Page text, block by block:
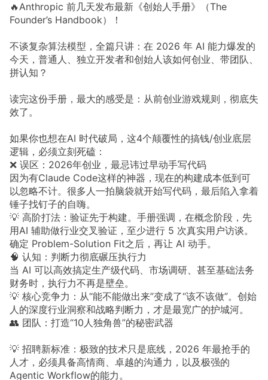
🔥Anthropic 前几天发布最新《创始人手册》（The
Founder’s Handbook）！
不谈复杂算法模型，全篇只讲：在 2026 年 AI 能力爆发的
今天，普通人、独立开发者和创始人该如何创业、带团队、
拼认知？
读完这份手册，最大的感受是：从前创业游戏规则，彻底失
效了。
如果你也想在AI 时代破局，这4个颠覆性的搞钱/创业底层
逻辑，必须立刻死磕：
❌ 误区：2026年创业，最忌讳过早动手写代码
因为有Claude Code这样的神器，现在的构建成本低到可
以忽略不计。很多人一拍脑袋就开始写代码，最后陷入拿着
锤子找钉子的自嗨。
💡 高阶打法：验证先于构建。手册强调，在概念阶段，先
用AI 辅助做行业交叉验证，至少进行 5 次真实用户访谈。
确定 Problem-Solution Fit之后，再让 AI 动手。
🧠 认知：判断力彻底碾压执行力
当 AI 可以高效搞定生产级代码、市场调研、甚至基础法务
财务时，执行力不再是壁垒。
💡 核心竞争力：从“能不能做出来”变成了“该不该做”。创始
人的深度行业洞察和战略判断力，才是最宽广的护城河。
👥 团队：打造“10人独角兽”的秘密武器
💡 招聘新标准：极致的技术只是底线，2026 年最抢手的
人才，必须具备高情商、卓越的沟通力，以及极强的
Agentic Workflow的能力。